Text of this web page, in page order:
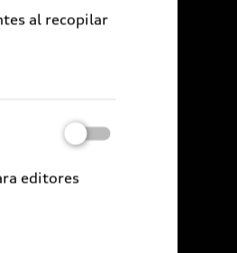
al recopilar
editores